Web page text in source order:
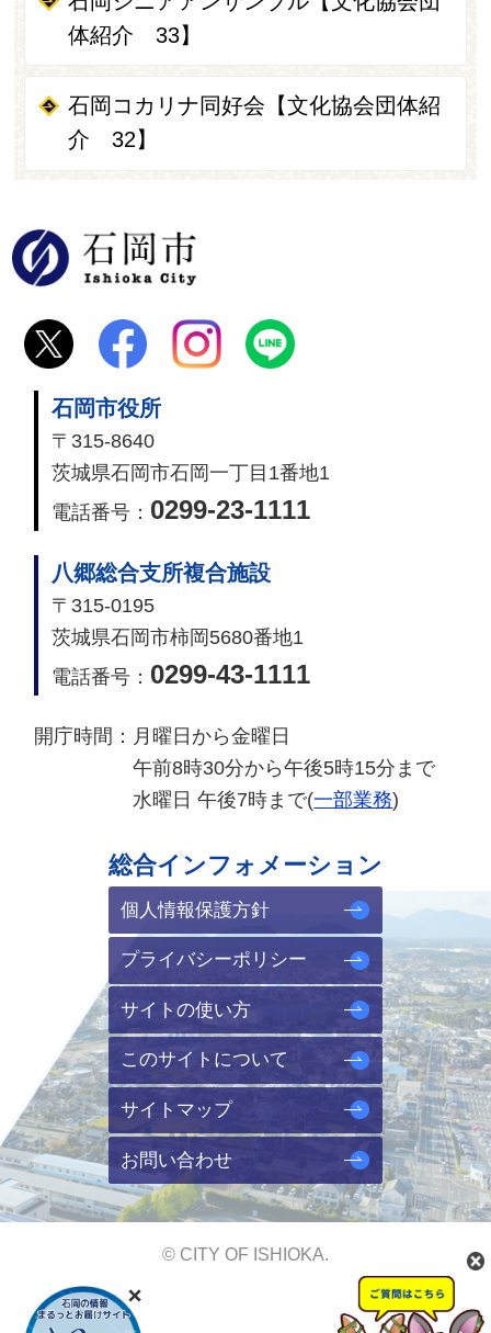
体紹介 33】
石岡コカリナ同好会【文化協会団体紹
介 32】
石岡市役所
〒315-8640
茨城県石岡市石岡一丁目1番地1
電話番号： 0299-23-1111
八郷総合支所複合施設
〒315-0195
茨城県石岡市柿岡5680番地1
電話番号： 0299-43-1111
開庁時間： 月曜日から金曜日
午前8時30分から午後5時15分まで
水曜日 午後7時まで(一部業務)
総合インフォメーション
個人情報保護方針
プライバシーポリシー
サイトの使い方
このサイトについて
サイトマップ
お問い合わせ
© CITY OF ISHIOKA.